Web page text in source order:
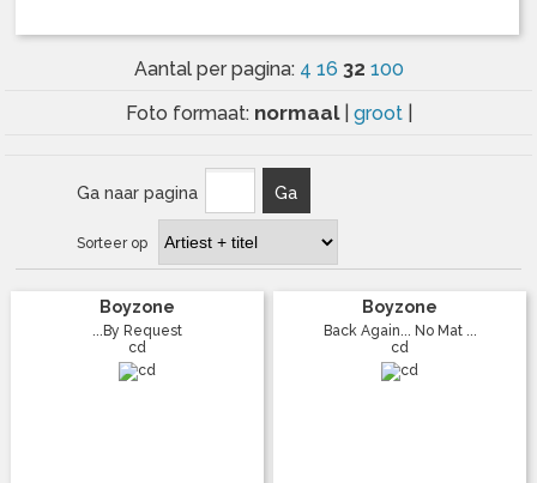
Aantal per pagina: 4 16 32 100
Foto formaat: normaal groot
Ga naar pagina Ga
Sorteer op
Boyzone
...By Request
cd
Boyzone
Back Again... No Mat ...
cd